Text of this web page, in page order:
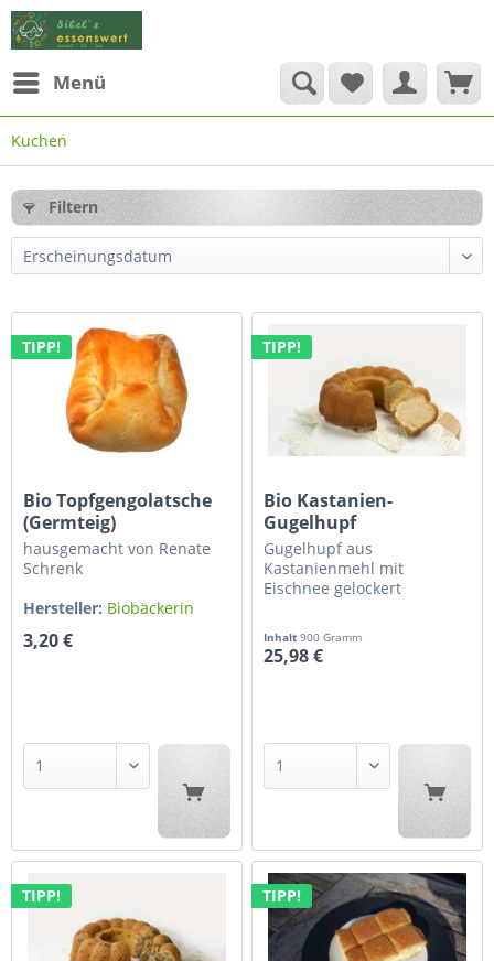
Menü
Kuchen
Filtern
TIPP!
Bio Topfgengolatsche
(Germteig)
hausgemacht von Renate
Schrenk
Hersteller: Biobäckerin
3,20 €
TIPP!
Bio Kastanien-
Gugelhupf
Gugelhupf aus
Kastanienmehl mit
Eischnee gelockert
BROTocnik
Inhalt900 Gramm
25,98 €
TIPP! TIPP!